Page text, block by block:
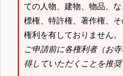
ての人物、建物、物品、
標権、特許権、著作権、
権利を有しておりません。
ご申請前に各権利者（お
得していただくことを推奨